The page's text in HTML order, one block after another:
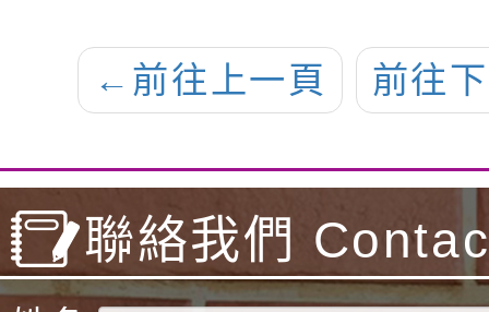
← 前往上一頁 前往
聯絡我們